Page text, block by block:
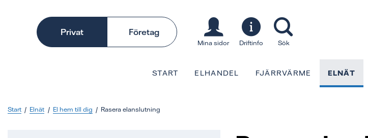
Privat Företag
Mina sidor Driftinfo Sök
START ELHANDEL FJÄRRVÄRME ELNÄT
Start Elnät El hem till dig Rasera elanslutning